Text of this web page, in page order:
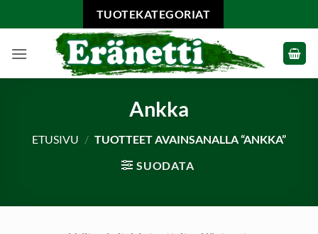
to
TUOTEKATEGORIAT
Ankka
ETUSIVU / TUOTTEET AVAINSANALLA “ANKKA”
SUODATA